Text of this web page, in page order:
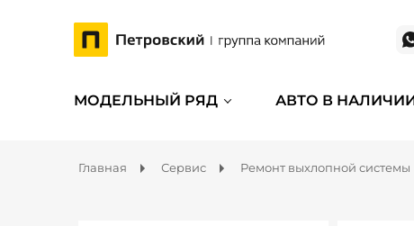
МОДЕЛЬНЫЙ РЯД АВТО В
Главная Сервис Ремонт выхлопной системы